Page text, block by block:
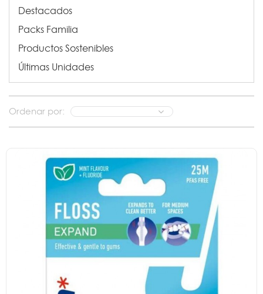
Destacados
Packs Familia
Productos Sostenibles
Últimas Unidades
Ordenar por: